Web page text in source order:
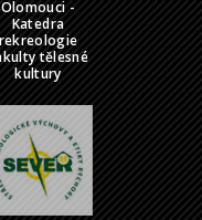
Olomouci -
Katedra
tělesné
kultury